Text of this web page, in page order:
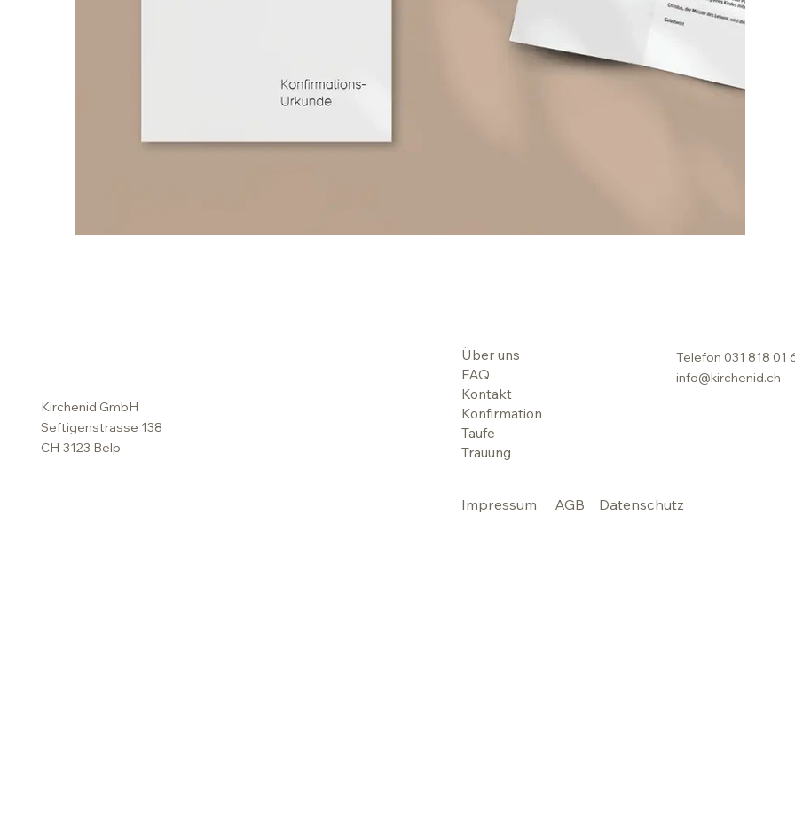
Kirchenid GmbH
Seftigenstrasse 138
CH 3123 Belp
Telefon 031 818 01
info@kirchenid.ch
Über uns
FAQ
Kontakt
Konfirmation
Taufe
Trauung
Impressum AGB Datenschutz